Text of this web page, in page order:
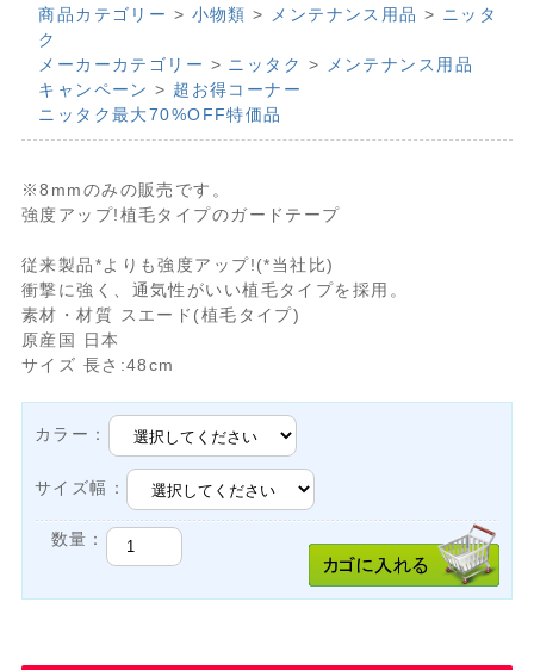
商品カテゴリー > 小物類 > メンテナンス用品 > ニッタ
ク
メーカーカテゴリー > ニッタク >
メンテナンス用品
キャンペーン > 超お得コーナー
ニッタク最大70%OFF特価品
※8mmのみの販売です。
強度アップ!植毛タイプのガードテープ
従来製品*よりも強度アップ!(*当社比)
衝撃に強く、通気性がいい植毛タイプを採用。
素材・材質 スエード(植毛タイプ)
原産国 日本
サイズ 長さ:48cm
カラー：
サイズ幅：
数量：